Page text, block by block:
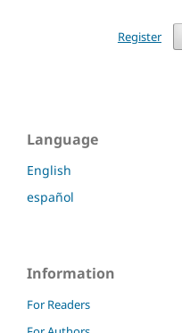
Register
Language
English
español
Information
For Readers